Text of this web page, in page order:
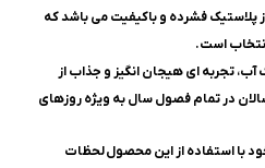
پلاستیک فشرده و باکیفیت می باشد که
است.
آب، تجربه ای هیجان انگیز و جذاب از
در تمام فصول سال به ویژه روزهای
با استفاده از این محصول لحظات